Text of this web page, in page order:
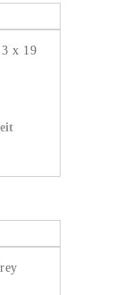
3 x 19